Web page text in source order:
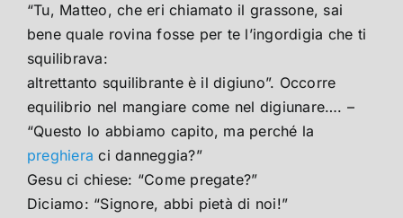
“Tu, Matteo, che eri chiamato il grassone, sai
bene quale rovina fosse per te l’ingordigia che ti
squilibrava:
altrettanto squilibrante è il digiuno”. Occorre
equilibrio nel mangiare come nel digiunare…. –
“Questo lo abbiamo capito, ma perché la
preghiera ci danneggia?”
Gesu ci chiese: “Come pregate?”
Diciamo: “Signore, abbi pietà di noi!”